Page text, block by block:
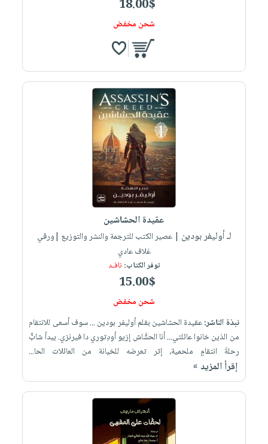
18.00$
شحن مخفض
عقيدة الحشاشين
لـ أوليفر بودين | عصير الكتب للترجمة والنشر والتوزيع |ورقي
غلاف عادي
توفر الكتاب: نافـد
15.00$
شحن مخفض
نبذة الناشر:عقيدة الحشاشين بقلم أوليفر بودين ... سوف أسعى للانتقام
من الذين خانوا عائلتي... أنا الحشَّاش إزيو أودِتوري دا فيرنزي. يبدأ شابٌّ
رحلةَ انتقامٍ ملحمية، إثر تعرضه للخيانة من العائلات الحا...
إقرأ المزيد »